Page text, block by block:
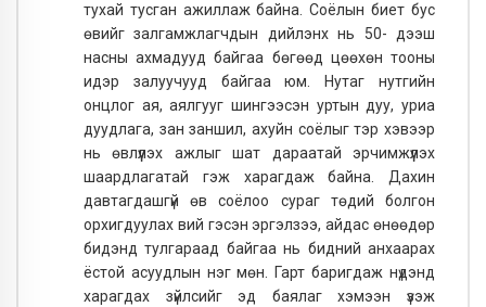
тухай тусган ажиллаж байна. Соёлын биет бус
өвийг залгамжлагчдын дийлэнх нь 50- дээш
насны ахмадууд байгаа бөгөөд цөөхөн тооны
идэр залуучууд байгаа юм. Нутаг нутгийн
онцлог ая, аялгууг шингээсэн уртын дуу, уриа
дуудлага, зан заншил, ахуйн соёлыг тэр хэвээр
нь өвлүүлэх ажлыг шат дараатай эрчимжүүлэх
шаардлагатай гэж харагдаж байна. Дахин
давтагдашгүй өв соёлоо сураг төдий болгон
орхигдуулах вий гэсэн эргэлзээ, айдас өнөөдөр
бидэнд тулгараад байгаа нь бидний анхаарах
ёстой асуудлын нэг мөн. Гарт баригдаж нүдэнд
харагдах зүйлсийг эд баялаг хэмээн үзэж